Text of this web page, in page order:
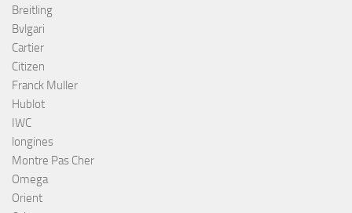
Breitling
Bvlgari
Cartier
Citizen
Franck Muller
Hublot
IWC
longines
Montre Pas Cher
Omega
Orient